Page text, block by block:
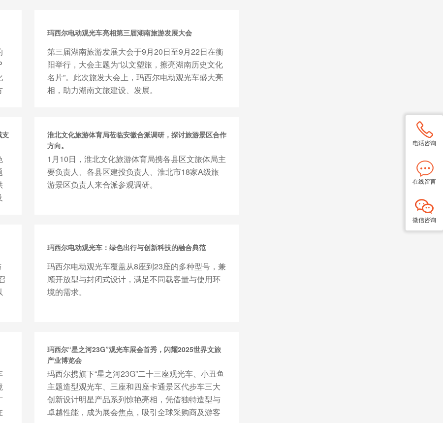
玛西尔电动观光车亮相第三届湖南旅游发展大会
第三届湖南旅游发展大会于9月20日至9月22日在衡
阳举行，大会主题为“以文塑旅，擦亮湖南历史文化
名片”。此次旅发大会上，玛西尔电动观光车盛大亮
相，助力湖南文旅建设、发展。
支
淮北文化旅游体育局莅临安徽合派调研，探讨旅游景区合作
方向。
1月10日，淮北文化旅游体育局携各县区文旅体局主
要负责人、各县区建投负责人、淮北市18家A级旅
游景区负责人来合派参观调研。
玛西尔电动观光车：绿色出行与创新科技的融合典范
玛西尔电动观光车覆盖从8座到23座的多种型号，兼
顾开放型与封闭式设计，满足不同载客量与使用环
境的需求。
玛西尔“星之河23G”观光车展会首秀，闪耀2025世界文旅
产业博览会
玛西尔携旗下“星之河23G”二十三座观光车、小丑鱼
主题造型观光车、三座和四座卡通景区代步车三大
创新设计明星产品系列惊艳亮相，凭借独特造型与
卓越性能，成为展会焦点，吸引全球采购商及游客
电话咨询
在线留言
微信咨询